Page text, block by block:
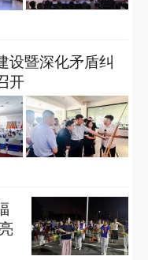
设暨深化矛盾纠
开